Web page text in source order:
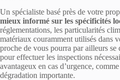
Un spécialiste basé près de votre
mieux informé sur les spécificités
réglementations, les particularités
matériaux couramment utilisés dans
proche de vous pourra par ailleurs se
pour effectuer les inspections
avantageux en cas d’urgence,
dégradation importante.